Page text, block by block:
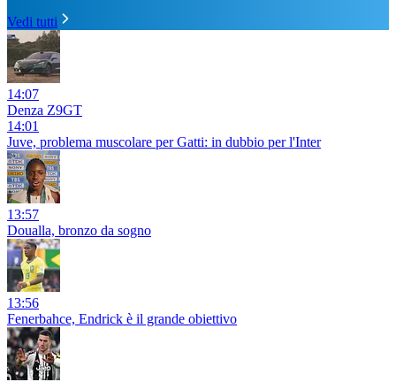
Vedi tutti
14:07
Denza Z9GT
14:01
Juve, problema muscolare per Gatti: in dubbio per l'Inter
13:57
Doualla, bronzo da sogno
13:56
Fenerbahce, Endrick è il grande obiettivo